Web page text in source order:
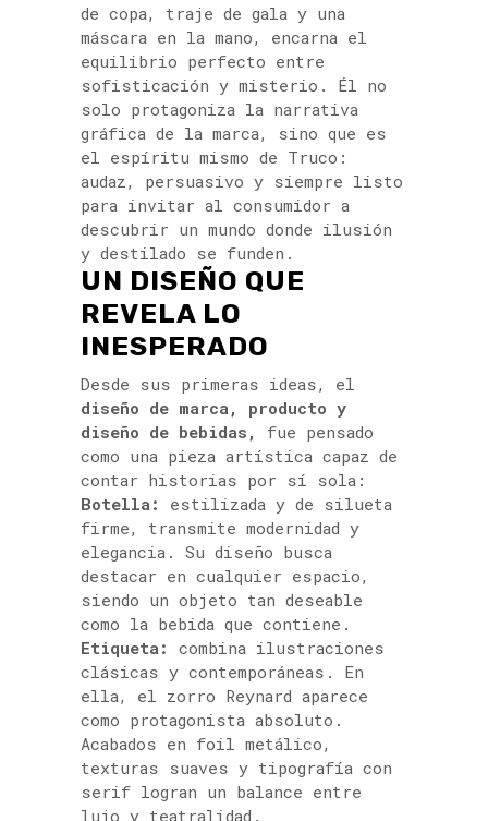
de copa, traje de gala y una
máscara en la mano, encarna el
equilibrio perfecto entre
sofisticación y misterio. Él no
solo protagoniza la narrativa
gráfica de la marca, sino que es
el espíritu mismo de Truco:
audaz, persuasivo y siempre listo
para invitar al consumidor a
descubrir un mundo donde ilusión
y destilado se funden.
UN DISEÑO QUE
REVELA LO
INESPERADO
Desde sus primeras ideas, el
diseño de marca, producto y
diseño de bebidas,
fue pensado
como una pieza artística capaz de
contar historias por sí sola:
Botella:
estilizada y de silueta
firme, transmite modernidad y
elegancia. Su diseño busca
destacar en cualquier espacio,
siendo un objeto tan deseable
como la bebida que contiene.
Etiqueta: combina ilustraciones
clásicas y contemporáneas. En
ella, el zorro Reynard aparece
como protagonista absoluto.
Acabados en foil metálico,
texturas suaves y tipografía con
serif logran un balance entre
lujo y teatralidad.